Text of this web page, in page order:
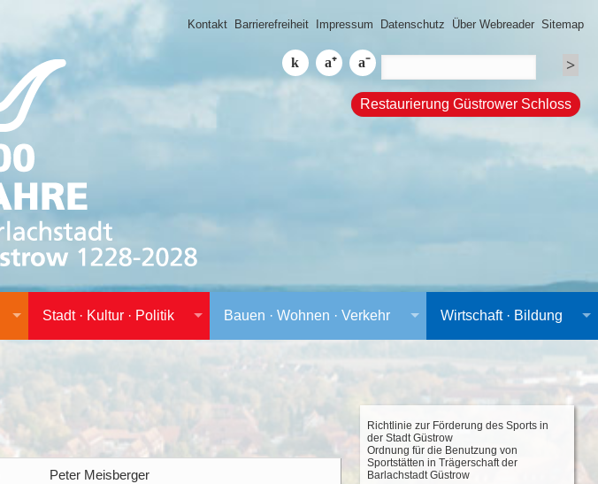
Kontakt Barrierefreiheit Impressum Datenschutz Über Webreader Sitemap
Restaurierung Güstrower Schloss
Stadt · Kultur · Politik Bauen · Wohnen · Verkehr Wirtschaft · Bildung
Peter Meisberger
Richtlinie zur Förderung des Sports in
der Stadt Güstrow
Ordnung für die Benutzung von
Sportstätten in Trägerschaft der
Barlachstadt Güstrow